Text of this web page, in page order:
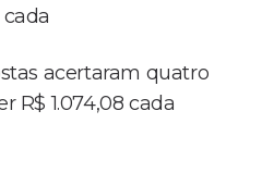
acertaram quatro
R$ 1.074,08 cada